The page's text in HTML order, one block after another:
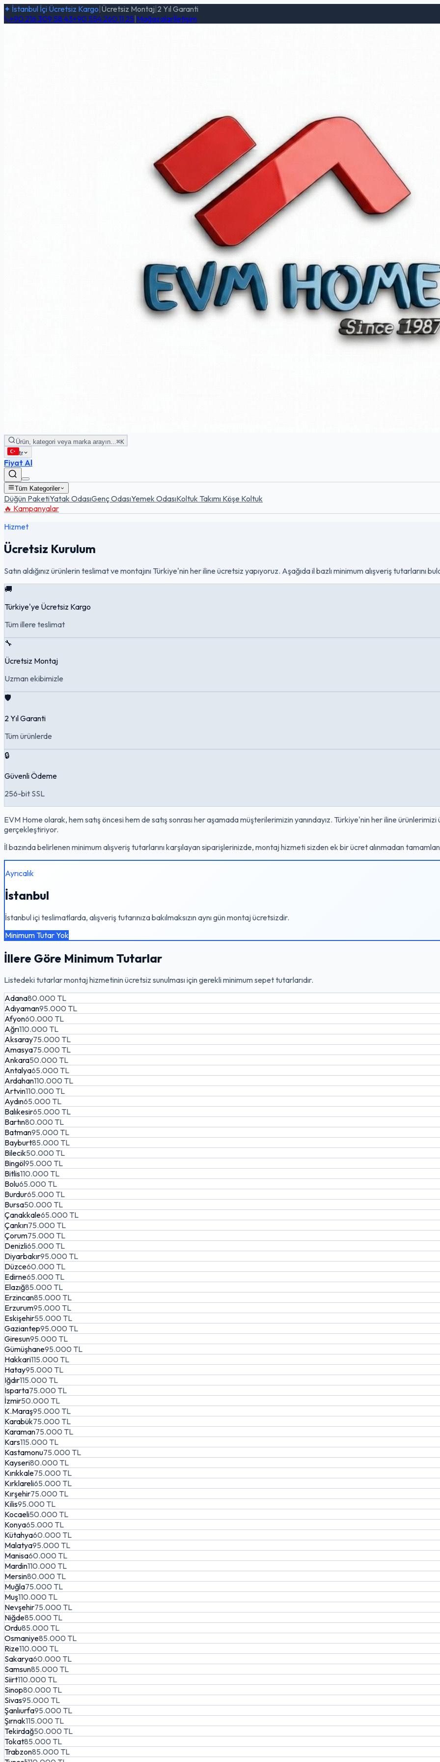
✦ İstanbul İçi Ücretsiz Kargo Ücretsiz Montaj 2 Yıl Garanti
+90 216 309 58 43+90 554 260 11 25 Mağazalarİletişim
Ürün, kategori veya marka arayın... ⌘K
tr
Fiyat Al
Tüm Kategoriler
Düğün PaketiYatak OdasıGenç OdasıYemek OdasıKoltuk Takımı Köşe Koltuk
🔥 Kampanyalar
Hizmet
Ücretsiz Kurulum
Satın aldığınız ürünlerin teslimat ve montajını Türkiye'nin her iline ücretsiz yapıyoruz. Aşağıda il bazlı minimum alışveriş tutarlarını
🚚
Türkiye'ye Ücretsiz Kargo
Tüm illere teslimat
🔧
Ücretsiz Montaj
Uzman ekibimizle
🛡️
2 Yıl Garanti
Tüm ürünlerde
🔒
Güvenli Ödeme
256-bit SSL
EVM Home olarak, hem satış öncesi hem de satış sonrası her aşamada müşterilerimizin yanındayız. Türkiye'nin her iline
gerçekleştiriyor.
İl bazında belirlenen minimum alışveriş tutarlarını karşılayan siparişlerinizde, montaj hizmeti sizden ek bir ücret alınmadan
Ayrıcalık
İstanbul
İstanbul içi teslimatlarda, alışveriş tutarınıza bakılmaksızın aynı gün montaj ücretsizdir.
Minimum Tutar Yok
İllere Göre Minimum Tutarlar
Listedeki tutarlar montaj hizmetinin ücretsiz sunulması için gerekli minimum sepet tutarlarıdır.
Adana80.000 TL
Adıyaman95.000 TL
Afyon60.000 TL
Ağrı110.000 TL
Aksaray75.000 TL
Amasya75.000 TL
Ankara50.000 TL
Antalya65.000 TL
Ardahan110.000 TL
Artvin110.000 TL
Aydın65.000 TL
Balıkesir65.000 TL
Bartın80.000 TL
Batman95.000 TL
Bayburt85.000 TL
Bilecik50.000 TL
Bingöl95.000 TL
Bitlis110.000 TL
Bolu65.000 TL
Burdur65.000 TL
Bursa50.000 TL
Çanakkale65.000 TL
Çankırı75.000 TL
Çorum75.000 TL
Denizli65.000 TL
Diyarbakır95.000 TL
Düzce60.000 TL
Edirne65.000 TL
Elazığ85.000 TL
Erzincan85.000 TL
Erzurum95.000 TL
Eskişehir55.000 TL
Gaziantep95.000 TL
Giresun95.000 TL
Gümüşhane95.000 TL
Hakkari115.000 TL
Hatay95.000 TL
Iğdır115.000 TL
Isparta75.000 TL
İzmir50.000 TL
K.Maraş95.000 TL
Karabük75.000 TL
Karaman75.000 TL
Kars115.000 TL
Kastamonu75.000 TL
Kayseri80.000 TL
Kırıkkale75.000 TL
Kırklareli65.000 TL
Kırşehir75.000 TL
Kilis95.000 TL
Kocaeli50.000 TL
Konya65.000 TL
Kütahya60.000 TL
Malatya95.000 TL
Manisa60.000 TL
Mardin110.000 TL
Mersin80.000 TL
Muğla75.000 TL
Muş110.000 TL
Nevşehir75.000 TL
Niğde85.000 TL
Ordu85.000 TL
Osmaniye85.000 TL
Rize110.000 TL
Sakarya60.000 TL
Samsun85.000 TL
Siirt110.000 TL
Sinop80.000 TL
Sivas95.000 TL
Şanlıurfa95.000 TL
Şırnak115.000 TL
Tekirdağ50.000 TL
Tokat85.000 TL
Trabzon85.000 TL